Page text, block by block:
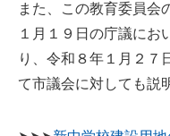
また、この教育委員会
１月１９日の庁議にお
り、令和８年１月２７
て市議会に対しても説